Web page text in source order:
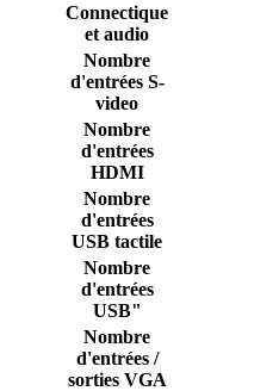
Connectique
et audio
Nombre
d'entrées S-
video
Nombre
d'entrées
HDMI
Nombre
d'entrées
USB tactile
Nombre
d'entrées
USB"
Nombre
d'entrées /
sorties VGA